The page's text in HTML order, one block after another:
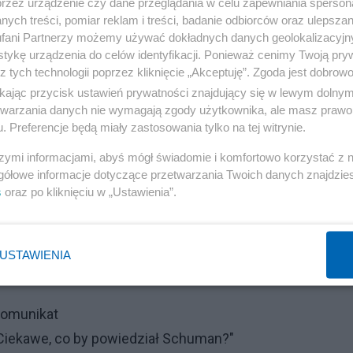
demograficzna, aktywność ekonomiczna,
czy zasoby mieszkaniowe. W formularzu
czy stanu majątkowego. Dokładna lista pytań
wiąże się z karą w wysokości do 5 tys. zł, zaś
wolności.
co by powiedział Schuman?"
treści, pomiar reklam i treści, badanie odbiorców oraz
Partnerzy możemy używać dokładnych danych
urządzenia do celów identyfikacji. Ponieważ cenimy Twoją
tych technologii poprzez kliknięcie „Akceptuję”. Zgoda jest
przycisk ustawień prywatności znajdujący się w lewym
danych nie wymagają zgody użytkownika, ale masz
Preferencje będą miały zastosowania tylko na tej witrynie.
informacjami, abyś mógł świadomie i komfortowo korzystać z
informacje dotyczące przetwarzania Twoich danych
oraz po kliknięciu w „Ustawienia”.
USTAWIENIA